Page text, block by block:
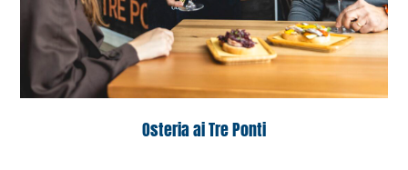
Osteria ai Tre Ponti